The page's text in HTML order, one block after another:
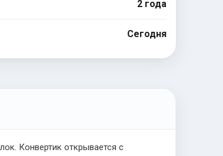
2 года
Сегодня
Конвертик открывается с